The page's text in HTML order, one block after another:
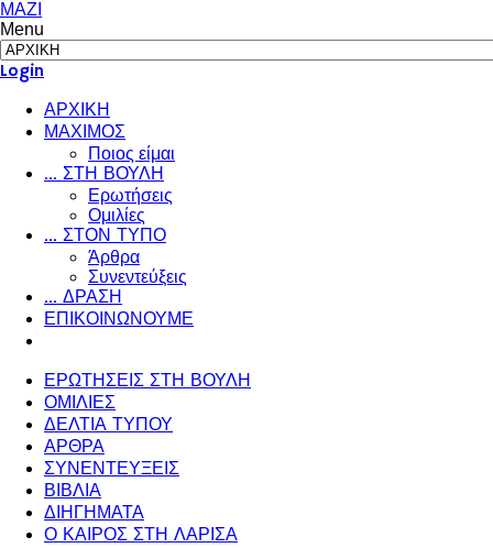
ΜΑΖΙ
Menu
Login
ΑΡΧΙΚΗ
ΜΑΧΙΜΟΣ
Ποιος είμαι
... ΣΤΗ ΒΟΥΛΗ
Ερωτήσεις
Ομιλίες
... ΣΤΟΝ ΤΥΠΟ
Άρθρα
Συνεντεύξεις
... ΔΡΑΣΗ
ΕΠΙΚΟΙΝΩΝΟΥΜΕ
ΕΡΩΤΗΣΕΙΣ ΣΤΗ ΒΟΥΛΗ
ΟΜΙΛΙΕΣ
ΔΕΛΤΙΑ ΤΥΠΟΥ
ΑΡΘΡΑ
ΣΥΝΕΝΤΕΥΞΕΙΣ
ΒΙΒΛΙΑ
ΔΙΗΓΗΜΑΤΑ
Ο ΚΑΙΡΟΣ ΣΤΗ ΛΑΡΙΣΑ